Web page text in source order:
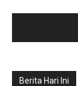
Berita Hari Ini